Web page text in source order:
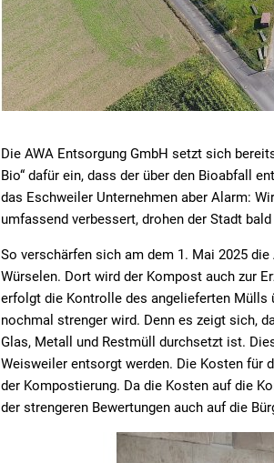
Die AWA Entsorgung GmbH setzt sich
Bio“ dafür ein, dass der über den Bioabfall
das Eschweiler Unternehmen aber Alarm:
umfassend verbessert, drohen der Stadt
So verschärfen sich am dem 1. Mai 2025
Würselen. Dort wird der Kompost auch zur
erfolgt die Kontrolle des angelieferten Mülls
nochmal strenger wird. Denn es zeigt sich,
Glas, Metall und Restmüll durchsetzt ist.
Weisweiler entsorgt werden. Die Kosten für
der Kompostierung. Da die Kosten auf die
der strengeren Bewertungen auch auf die